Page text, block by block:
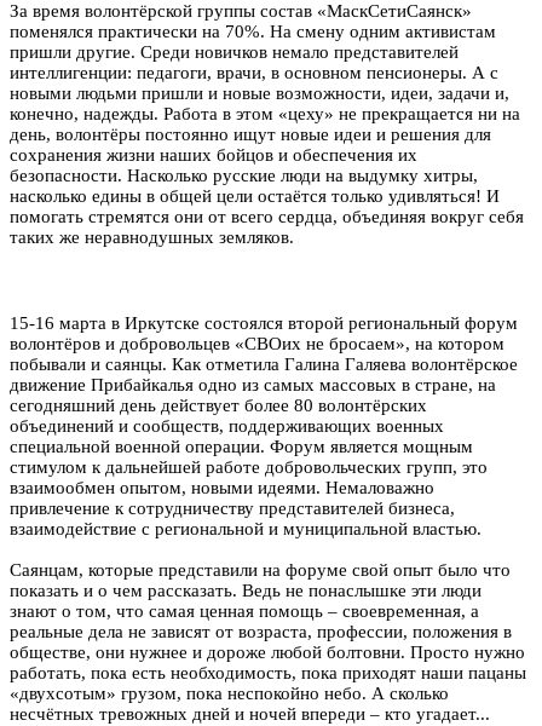
За время волонтёрской группы состав «МаскСетиСаянск»
поменялся практически на 70%. На смену одним активистам
пришли другие. Среди новичков немало представителей
интеллигенции: педагоги, врачи, в основном пенсионеры. А с
новыми людьми пришли и новые возможности, идеи, задачи и,
конечно, надежды. Работа в этом «цеху» не прекращается ни на
день, волонтёры постоянно ищут новые идеи и решения для
сохранения жизни наших бойцов и обеспечения их
безопасности. Насколько русские люди на выдумку хитры,
насколько едины в общей цели остаётся только удивляться! И
помогать стремятся они от всего сердца, объединяя вокруг себя
таких же неравнодушных земляков.
15-16 марта в Иркутске состоялся второй региональный форум
волонтёров и добровольцев «СВОих не бросаем», на котором
побывали и саянцы. Как отметила Галина Галяева волонтёрское
движение Прибайкалья одно из самых массовых в стране, на
сегодняшний день действует более 80 волонтёрских
объединений и сообществ, поддерживающих военных
специальной военной операции. Форум является мощным
стимулом к дальнейшей работе добровольческих групп, это
взаимообмен опытом, новыми идеями. Немаловажно
привлечение к сотрудничеству представителей бизнеса,
взаимодействие с региональной и муниципальной властью.
Саянцам, которые представили на форуме свой опыт было что
показать и о чем рассказать. Ведь не понаслышке эти люди
знают о том, что самая ценная помощь – своевременная, а
реальные дела не зависят от возраста, профессии, положения в
обществе, они нужнее и дороже любой болтовни. Просто нужно
работать, пока есть необходимость, пока приходят наши пацаны
«двухсотым» грузом, пока неспокойно небо. А сколько
несчётных тревожных дней и ночей впереди – кто угадает...